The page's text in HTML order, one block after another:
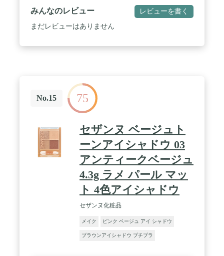
みんなのレビュー レビューを書く
まだレビューはありません
No.15 75
セザンヌ ベージュト
ーンアイシャドウ 03
アンティークベージュ
4.3g ラメ パール マッ
ト 4色アイシャドウ
セザンヌ化粧品
メイク ピンク ベージュ アイ シャドウ
ブラウンアイシャドウ プチプラ